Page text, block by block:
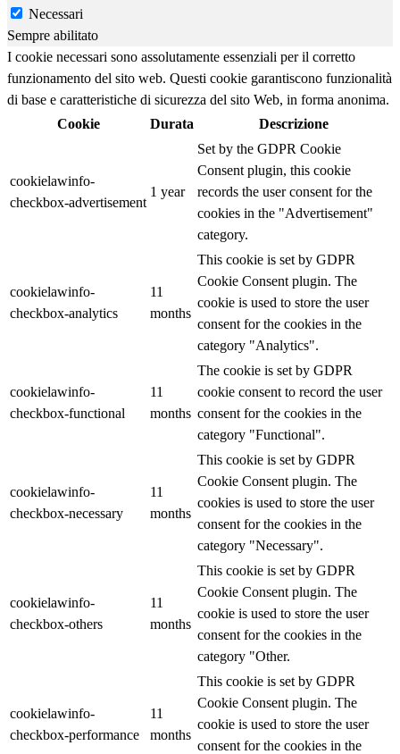
Necessari
Sempre abilitato
I cookie necessari sono assolutamente essenziali per il corretto
funzionamento del sito web. Questi cookie garantiscono funzionalità
di base e caratteristiche di sicurezza del sito Web, in forma anonima.
Cookie
Durata Descrizione
cookielawinfo-
checkbox-advertisement
1 year
Set by the GDPR Cookie
Consent plugin, this cookie
records the user consent for the
cookies in the "Advertisement"
category.
cookielawinfo-
checkbox-analytics
11
months
This cookie is set by GDPR
Cookie Consent plugin. The
cookie is used to store the user
consent for the cookies in the
category "Analytics".
cookielawinfo-
checkbox-functional
11
months
The cookie is set by GDPR
cookie consent to record the user
consent for the cookies in the
category "Functional".
cookielawinfo-
checkbox-necessary
11
months
This cookie is set by GDPR
Cookie Consent plugin. The
cookies is used to store the user
consent for the cookies in the
category "Necessary".
cookielawinfo-
checkbox-others
11
months
This cookie is set by GDPR
Cookie Consent plugin. The
cookie is used to store the user
consent for the cookies in the
category "Other.
cookielawinfo-
checkbox-performance
11
months
This cookie is set by GDPR
Cookie Consent plugin. The
cookie is used to store the user
consent for the cookies in the